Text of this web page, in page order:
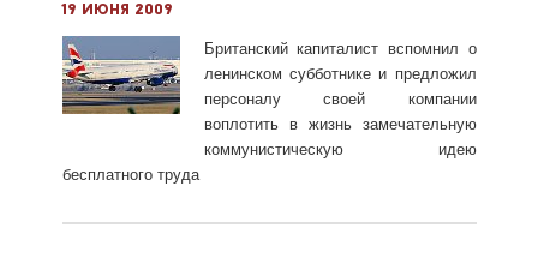
19 июня 2009
Британский капиталист вспомнил о
ленинском субботнике и предложил
персоналу своей компании
воплотить в жизнь замечательную
коммунистическую идею
бесплатного труда